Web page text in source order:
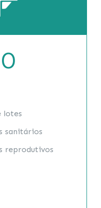
lotes
sanitários
reprodutivos